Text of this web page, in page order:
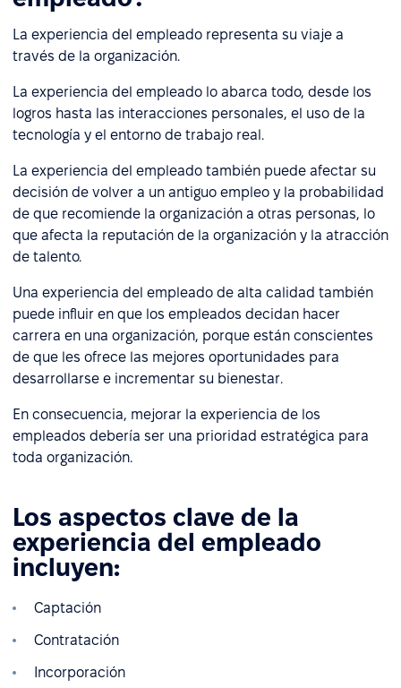
La experiencia del empleado representa su viaje a
través de la organización.
La experiencia del empleado lo abarca todo, desde los
logros hasta las interacciones personales, el uso de la
tecnología y el entorno de trabajo real.
La experiencia del empleado también puede afectar su
decisión de volver a un antiguo empleo y la probabilidad
de que recomiende la organización a otras personas, lo
que afecta la reputación de la organización y la atracción
de talento.
Una experiencia del empleado de alta calidad también
puede influir en que los empleados decidan hacer
carrera en una organización, porque están conscientes
de que les ofrece las mejores oportunidades para
desarrollarse e incrementar su bienestar.
En consecuencia, mejorar la experiencia de los
empleados debería ser una prioridad estratégica para
toda organización.
Los aspectos clave de la
experiencia del empleado
incluyen:
Captación
Contratación
Incorporación